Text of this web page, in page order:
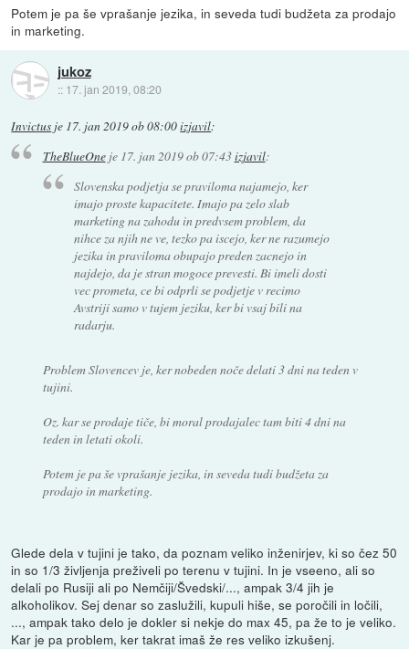
Potem je pa še vprašanje jezika, in seveda tudi budžeta za prodajo
in marketing.
jukoz
:: 17. jan 2019, 08:20
Invictus je 17. jan 2019 ob 08:00izjavil:
TheBlueOneje 17. jan 2019 ob 07:43izjavil:
Slovenska podjetja se praviloma najamejo, ker
imajo proste kapacitete. Imajo pa zelo slab
marketing na zahodu in predvsem problem, da
nihce za njih ne ve, tezko pa iscejo, ker ne razumejo
jezika in praviloma obupajo preden zacnejo in
najdejo, da je stran mogoce prevesti. Bi imeli dosti
vec prometa, ce bi odprli se podjetje v recimo
Avstriji samo v tujem jeziku, ker bi vsaj bili na
radarju.
Problem Slovencev je, ker nobeden noče delati 3 dni na teden v
tujini.
Oz. kar se prodaje tiče, bi moral prodajalec tam biti 4 dni na
teden in letati okoli.
Potem je pa še vprašanje jezika, in seveda tudi budžeta za
prodajo in marketing.
Glede dela v tujini je tako, da poznam veliko inženirjev, ki so čez 50
in so 1/3 življenja preživeli po terenu v tujini. In je vseeno, ali so
delali po Rusiji ali po Nemčiji/Švedski/..., ampak 3/4 jih je
alkoholikov. Sej denar so zaslužili, kupuli hiše, se poročili in ločili,
..., ampak tako delo je dokler si nekje do max 45, pa že to je veliko.
Kar je pa problem, ker takrat imaš že res veliko izkušenj.